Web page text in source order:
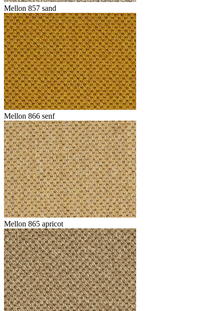
Mellon 857 sand
Mellon 866 senf
Mellon 865 apricot